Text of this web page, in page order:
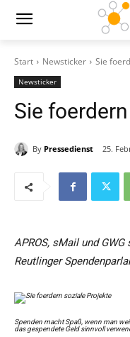
Start Newsticker Sie
Newsticker
Sie
By Pressedienst 25.
APROS, sMail und
Reutlinger
Spenden macht Spaß, wenn man
das gespendete Geld sinnvoll